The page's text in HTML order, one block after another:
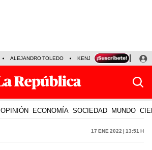
ALEJANDRO TOLEDO KENJI FUJIMORI
OPINIÓN ECONOMÍA SOCIEDAD MUNDO
17 Ene 2022 | 13:51 h